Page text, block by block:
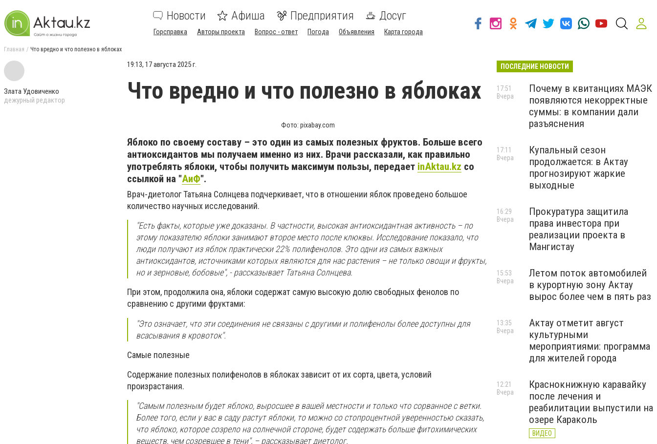
Новости Афиша Предприятия Досуг
Горсправка Авторы проекта Вопрос - ответ Погода Объявления Карта города
Главная Что вредно и что полезно в яблоках
Злата Удовиченко
дежурный редактор
19:13, 17 августа 2025 г.
Что вредно и что полезно в яблоках
Фото: pixabay.com
Яблоко по своему составу – это один из самых полезных фруктов. Больше всего
антиоксидантов мы получаем именно из них. Врачи рассказали, как правильно
употреблять яблоки, чтобы получить максимум пользы, передает inAktau.kz со
ссылкой на "АиФ".
Врач-диетолог Татьяна Солнцева подчеркивает, что в отношении яблок проведено большое
количество научных исследований.
"Есть факты, которые уже доказаны. В частности, высокая антиоксидантная активность – по
этому показателю яблоки занимают второе место после клюквы. Исследование показало, что
люди получают из яблок практически 22% полифенолов. Это одни из самых важных
антиоксидантов, источниками которых являются для нас растения – не только овощи и фрукты,
но и зерновые, бобовые", - рассказывает Татьяна Солнцева.
При этом, продолжила она, яблоки содержат самую высокую долю свободных фенолов по
сравнению с другими фруктами:
"Это означает, что эти соединения не связаны с другими и полифенолы более доступны для
всасывания в кровоток".
Самые полезные
Содержание полезных полифенолов в яблоках зависит от их сорта, цвета, условий
произрастания.
"Самым полезным будет яблоко, выросшее в вашей местности и только что сорванное с ветки.
Более того, если у вас в саду растут яблоки, то можно со стопроцентной уверенностью сказать,
что яблоко, которое созрело на солнечной стороне, будет содержать больше фитохимических
веществ, чем созревшее в тени", – рассказывает диетолог.
ПОСЛЕДНИЕ НОВОСТИ
Почему в квитанциях МАЭК
появляются некорректные
суммы: в компании дали
разъяснения
17:51
Вчера
Купальный сезон
продолжается: в Актау
прогнозируют жаркие
выходные
17:11
Вчера
Прокуратура защитила
права инвестора при
реализации проекта в
Мангистау
16:29
Вчера
Летом поток автомобилей
в курортную зону Актау
вырос более чем в пять раз
15:53
Вчера
Актау отметит август
культурными
мероприятиями: программа
для жителей города
13:35
Вчера
Краснокнижную каравайку
после лечения и
реабилитации выпустили на
озере Караколь
ВИДЕО
12:21
Вчера